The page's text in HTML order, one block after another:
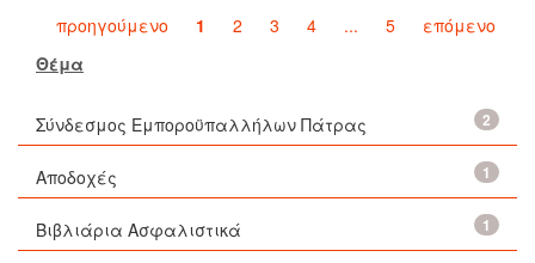
προηγούμενο 1 2 3 4 ... 5
επόμενο
Θέμα
2
Σύνδεσμος Εμποροϋπαλλήλων Πάτρας
1
Αποδοχές
1
Βιβλιάρια Ασφαλιστικά